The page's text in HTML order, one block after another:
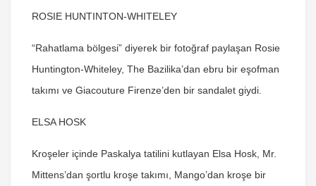
ROSIE HUNTINTON-WHITELEY
“Rahatlama bölgesi” diyerek bir fotoğraf paylaşan Rosie
Huntington-Whiteley, The Bazilika’dan ebru bir eşofman
takımı ve Giacouture Firenze’den bir sandalet giydi.
ELSA HOSK
Kroşeler içinde Paskalya tatilini kutlayan Elsa Hosk, Mr.
Mittens’dan şortlu kroşe takımı, Mango’dan kroşe bir